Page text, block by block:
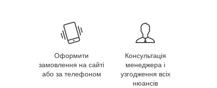
Оформити
замовлення на сайті
або за телефоном
Консультація
менеджера і
узгодження всіх
нюансів